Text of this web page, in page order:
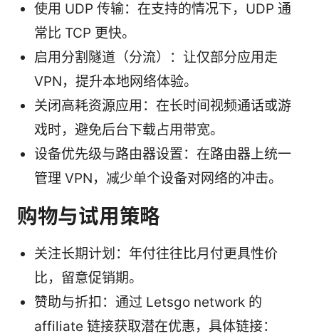
使用 UDP 传输：在支持的情况下，UDP 通
常比 TCP 更快。
启用分割隧道（分流）：让仅部分应用走
VPN，提升本地网络体验。
关闭高耗资源应用：在长时间视频通话或游
戏时，避免后台下载占用带宽。
设备优先级与路由器设置：在路由器上统一
管理 VPN，减少单个设备对网络的冲击。
购物与试用策略
关注长期计划：年付往往比月付更具性价
比，留意促销期。
赞助与折扣：通过 Letsgo network 的
affiliate 链接获取潜在优惠，具体链接：